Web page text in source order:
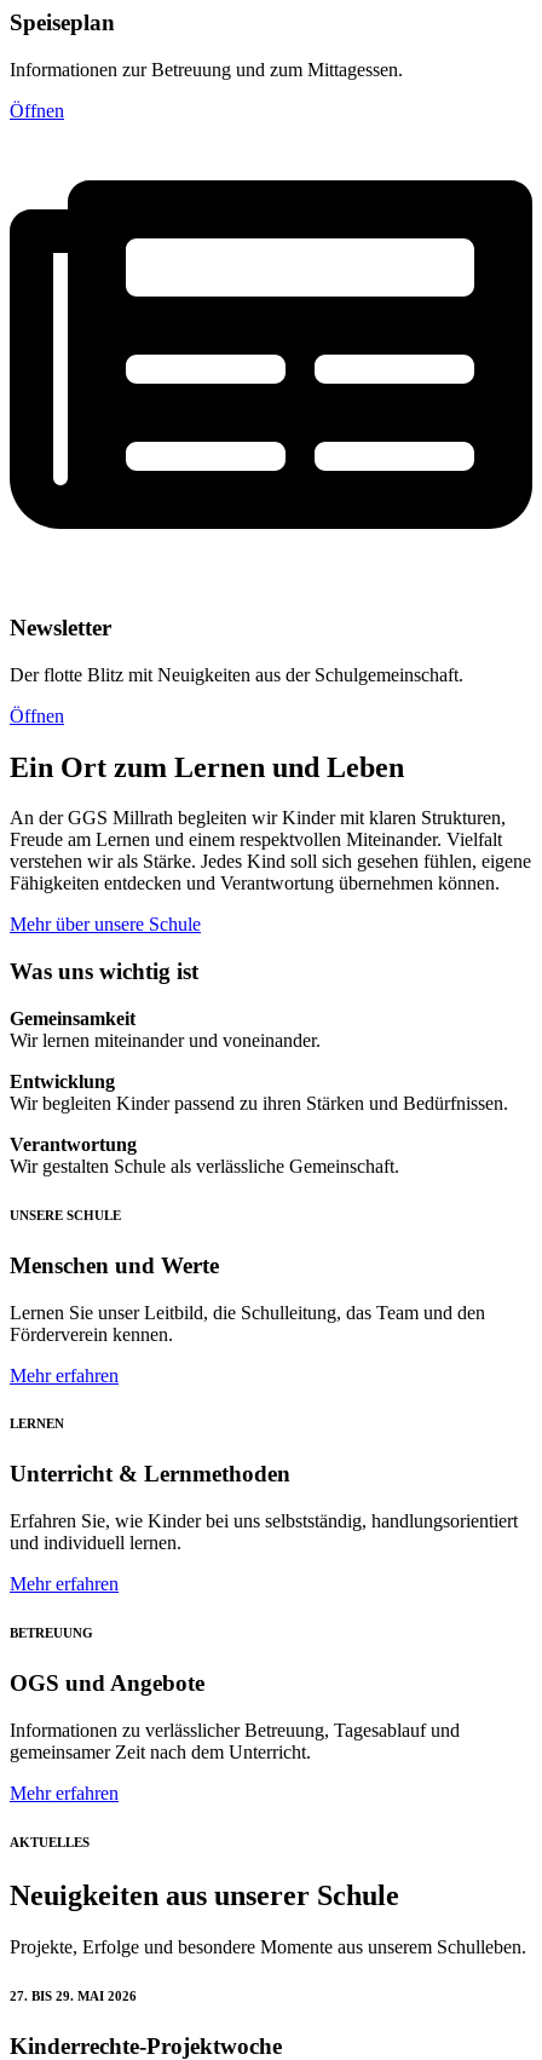
Speiseplan
Informationen zur Betreuung und zum Mittagessen.
Öffnen
Newsletter
Der flotte Blitz mit Neuigkeiten aus der Schulgemeinschaft.
Öffnen
Ein Ort zum Lernen und Leben
An der GGS Millrath begleiten wir Kinder mit klaren Strukturen,
Freude am Lernen und einem respektvollen Miteinander. Vielfalt
verstehen wir als Stärke. Jedes Kind soll sich gesehen fühlen, eigene
Fähigkeiten entdecken und Verantwortung übernehmen können.
Mehr über unsere Schule
Was uns wichtig ist
Gemeinsamkeit
Wir lernen miteinander und voneinander.
Entwicklung
Wir begleiten Kinder passend zu ihren Stärken und Bedürfnissen.
Verantwortung
Wir gestalten Schule als verlässliche Gemeinschaft.
UNSERE SCHULE
Menschen und Werte
Lernen Sie unser Leitbild, die Schulleitung, das Team und den
Förderverein kennen.
Mehr erfahren
LERNEN
Unterricht & Lernmethoden
Erfahren Sie, wie Kinder bei uns selbstständig, handlungsorientiert
und individuell lernen.
Mehr erfahren
BETREUUNG
OGS und Angebote
Informationen zu verlässlicher Betreuung, Tagesablauf und
gemeinsamer Zeit nach dem Unterricht.
Mehr erfahren
AKTUELLES
Neuigkeiten aus unserer Schule
Projekte, Erfolge und besondere Momente aus unserem Schulleben.
27. BIS 29. MAI 2026
Kinderrechte-Projektwoche